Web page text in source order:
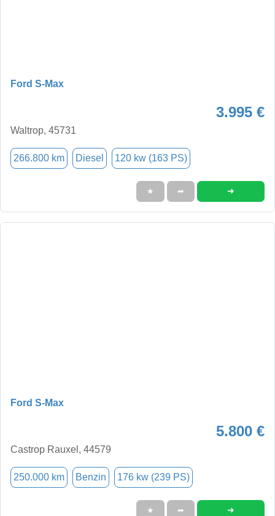
Ford S-Max
3.995 €
Waltrop, 45731
266.800 km Diesel 120 kw (163 PS)
★ ➦ ➜
Ford S-Max
5.800 €
Castrop Rauxel, 44579
250.000 km Benzin 176 kw (239 PS)
★ ➦ ➜